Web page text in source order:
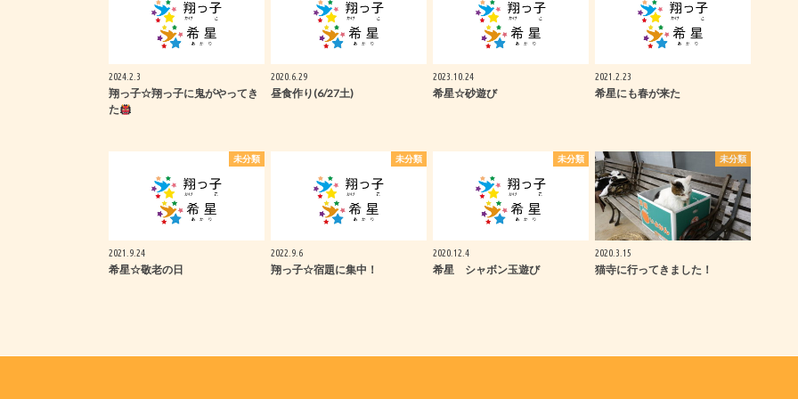
2024.2.3
翔っ子☆翔っ子に鬼がやってき
た
2020.6.29
昼食作り(6/27土)
2023.10.24
希星☆砂遊び
2021.2.23
希星にも春が来た
未分類
2021.9.24
希星☆敬老の日
未分類
2022.9.6
翔っ子☆宿題に集中！
未分類
2020.12.4
希星 シャボン玉遊び
未分類
2020.3.15
猫寺に行ってきました！